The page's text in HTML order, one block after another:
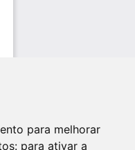
para melhorar
para ativar a